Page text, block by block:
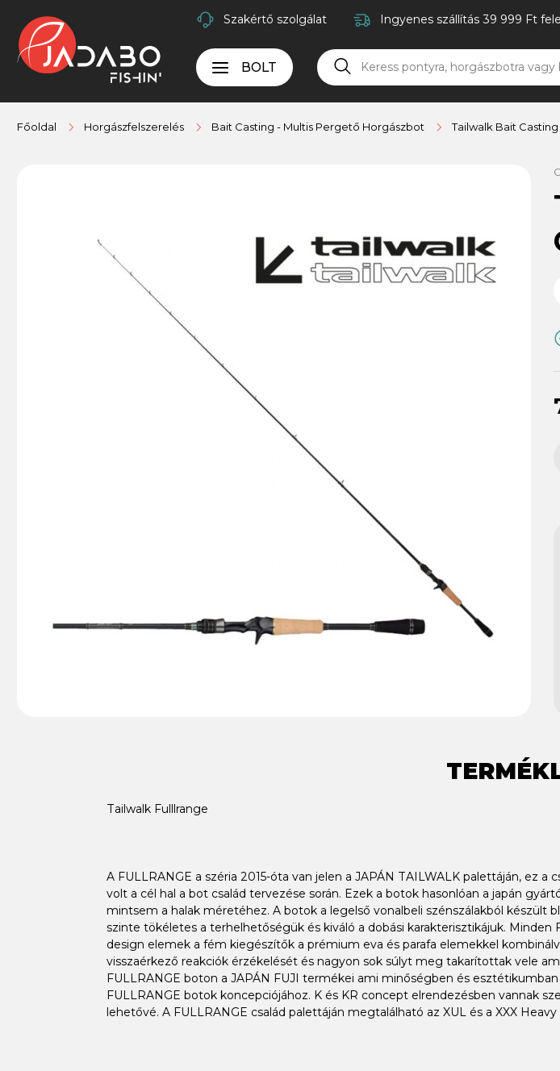
Szakértő szolgálat Ingyenes szállítás 39 999 Ft
BOLT
Főoldal Horgászfelszerelés Bait Casting - Multis Pergető Horgászbot Tailwalk Bait
Tailwalk Fulllrange
A FULLRANGE a széria 2015-óta van jelen a JAPÁN TAILWALK palettáján, ez
volt a cél hal a bot család tervezése során. Ezek a botok hasonlóan a japán
mintsem a halak méretéhez. A botok a legelső vonalbeli szénszálakból készült
szinte tökéletes a terhelhetőségük és kiváló a dobási karakterisztikájuk.
design elemek a fém kiegészítők a prémium eva és parafa elemekkel
visszaérkező reakciók érzékelését és nagyon sok súlyt meg takarítottak vele
FULLRANGE boton a JAPÁN FUJI termékei ami minőségben és esztétikumban
FULLRANGE botok koncepciójához. K és KR concept elrendezésben vannak
lehetővé. A FULLRANGE család palettáján megtalálható az XUL és a XXX